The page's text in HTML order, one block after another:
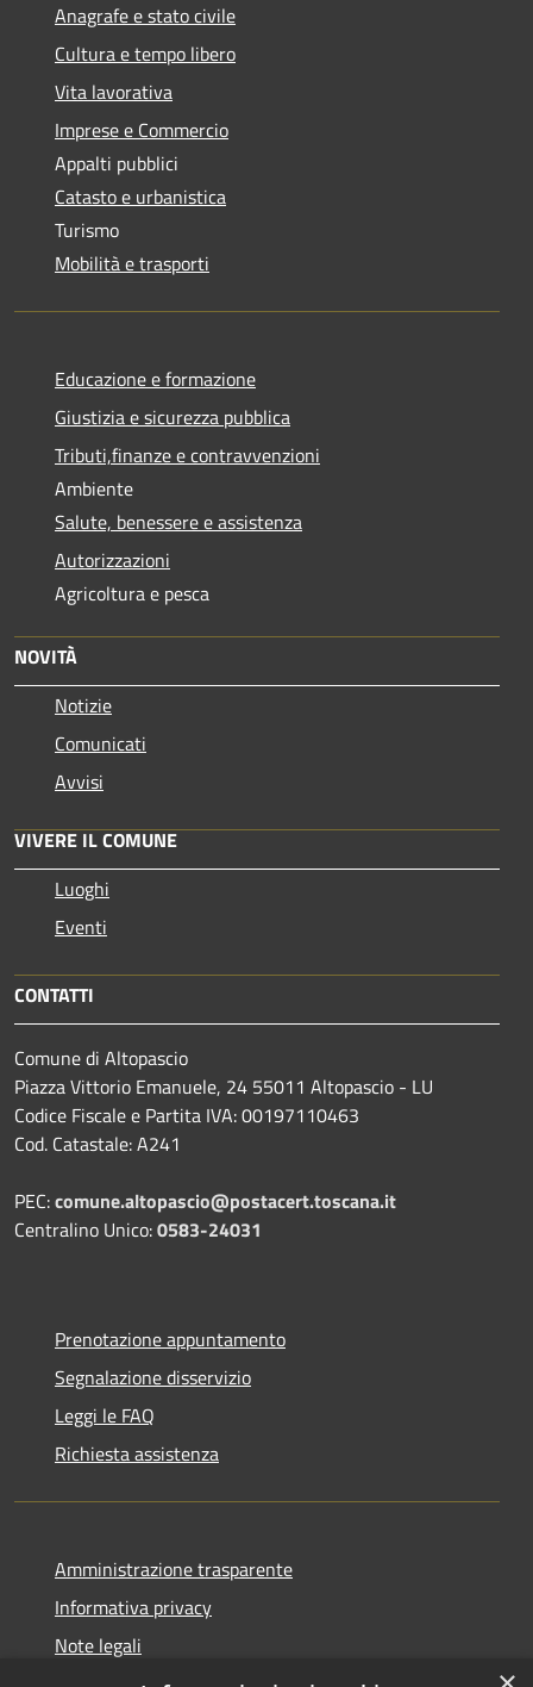
Anagrafe e stato civile
Cultura e tempo libero
Vita lavorativa
Imprese e Commercio
Appalti pubblici
Catasto e urbanistica
Turismo
Mobilità e trasporti
Educazione e formazione
Giustizia e sicurezza pubblica
Tributi,finanze e contravvenzioni
Ambiente
Salute, benessere e assistenza
Autorizzazioni
Agricoltura e pesca
NOVITÀ
Notizie
Comunicati
Avvisi
VIVERE IL COMUNE
Luoghi
Eventi
CONTATTI
Comune di Altopascio
Piazza Vittorio Emanuele, 24 55011 Altopascio - LU
Codice Fiscale e Partita IVA: 00197110463
Cod. Catastale: A241
PEC:comune.altopascio@postacert.toscana.it
Centralino Unico:0583-24031
Prenotazione appuntamento
Segnalazione disservizio
Leggi le FAQ
Richiesta assistenza
Amministrazione trasparente
Informativa privacy
Note legali